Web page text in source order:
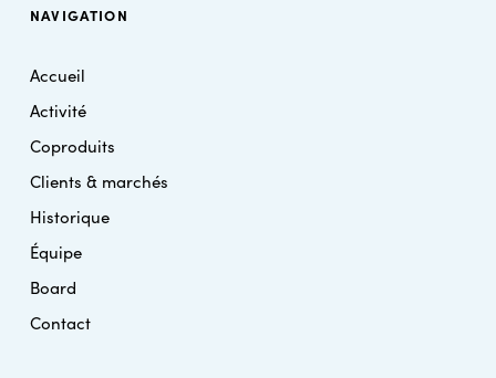
NAVIGATION
Accueil
Activité
Coproduits
Clients & marchés
Historique
Équipe
Board
Contact